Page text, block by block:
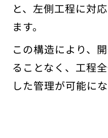
と、左側工程に対
ます。
この構造により、
ることなく、工程
した管理が可能にな